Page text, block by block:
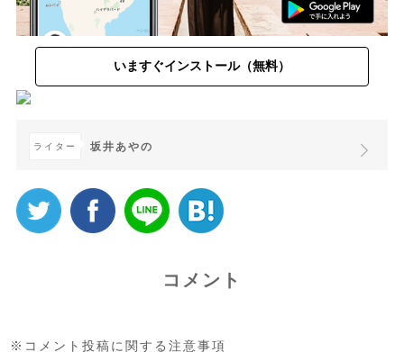
いますぐインストール（無料）
ライター 坂井あやの
コメント
※コメント投稿に関する注意事項